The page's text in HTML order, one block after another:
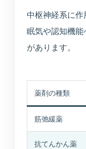
中枢神経系に作
眠気や認知機能
があります。
薬剤の種類
筋弛緩薬
抗てんかん薬